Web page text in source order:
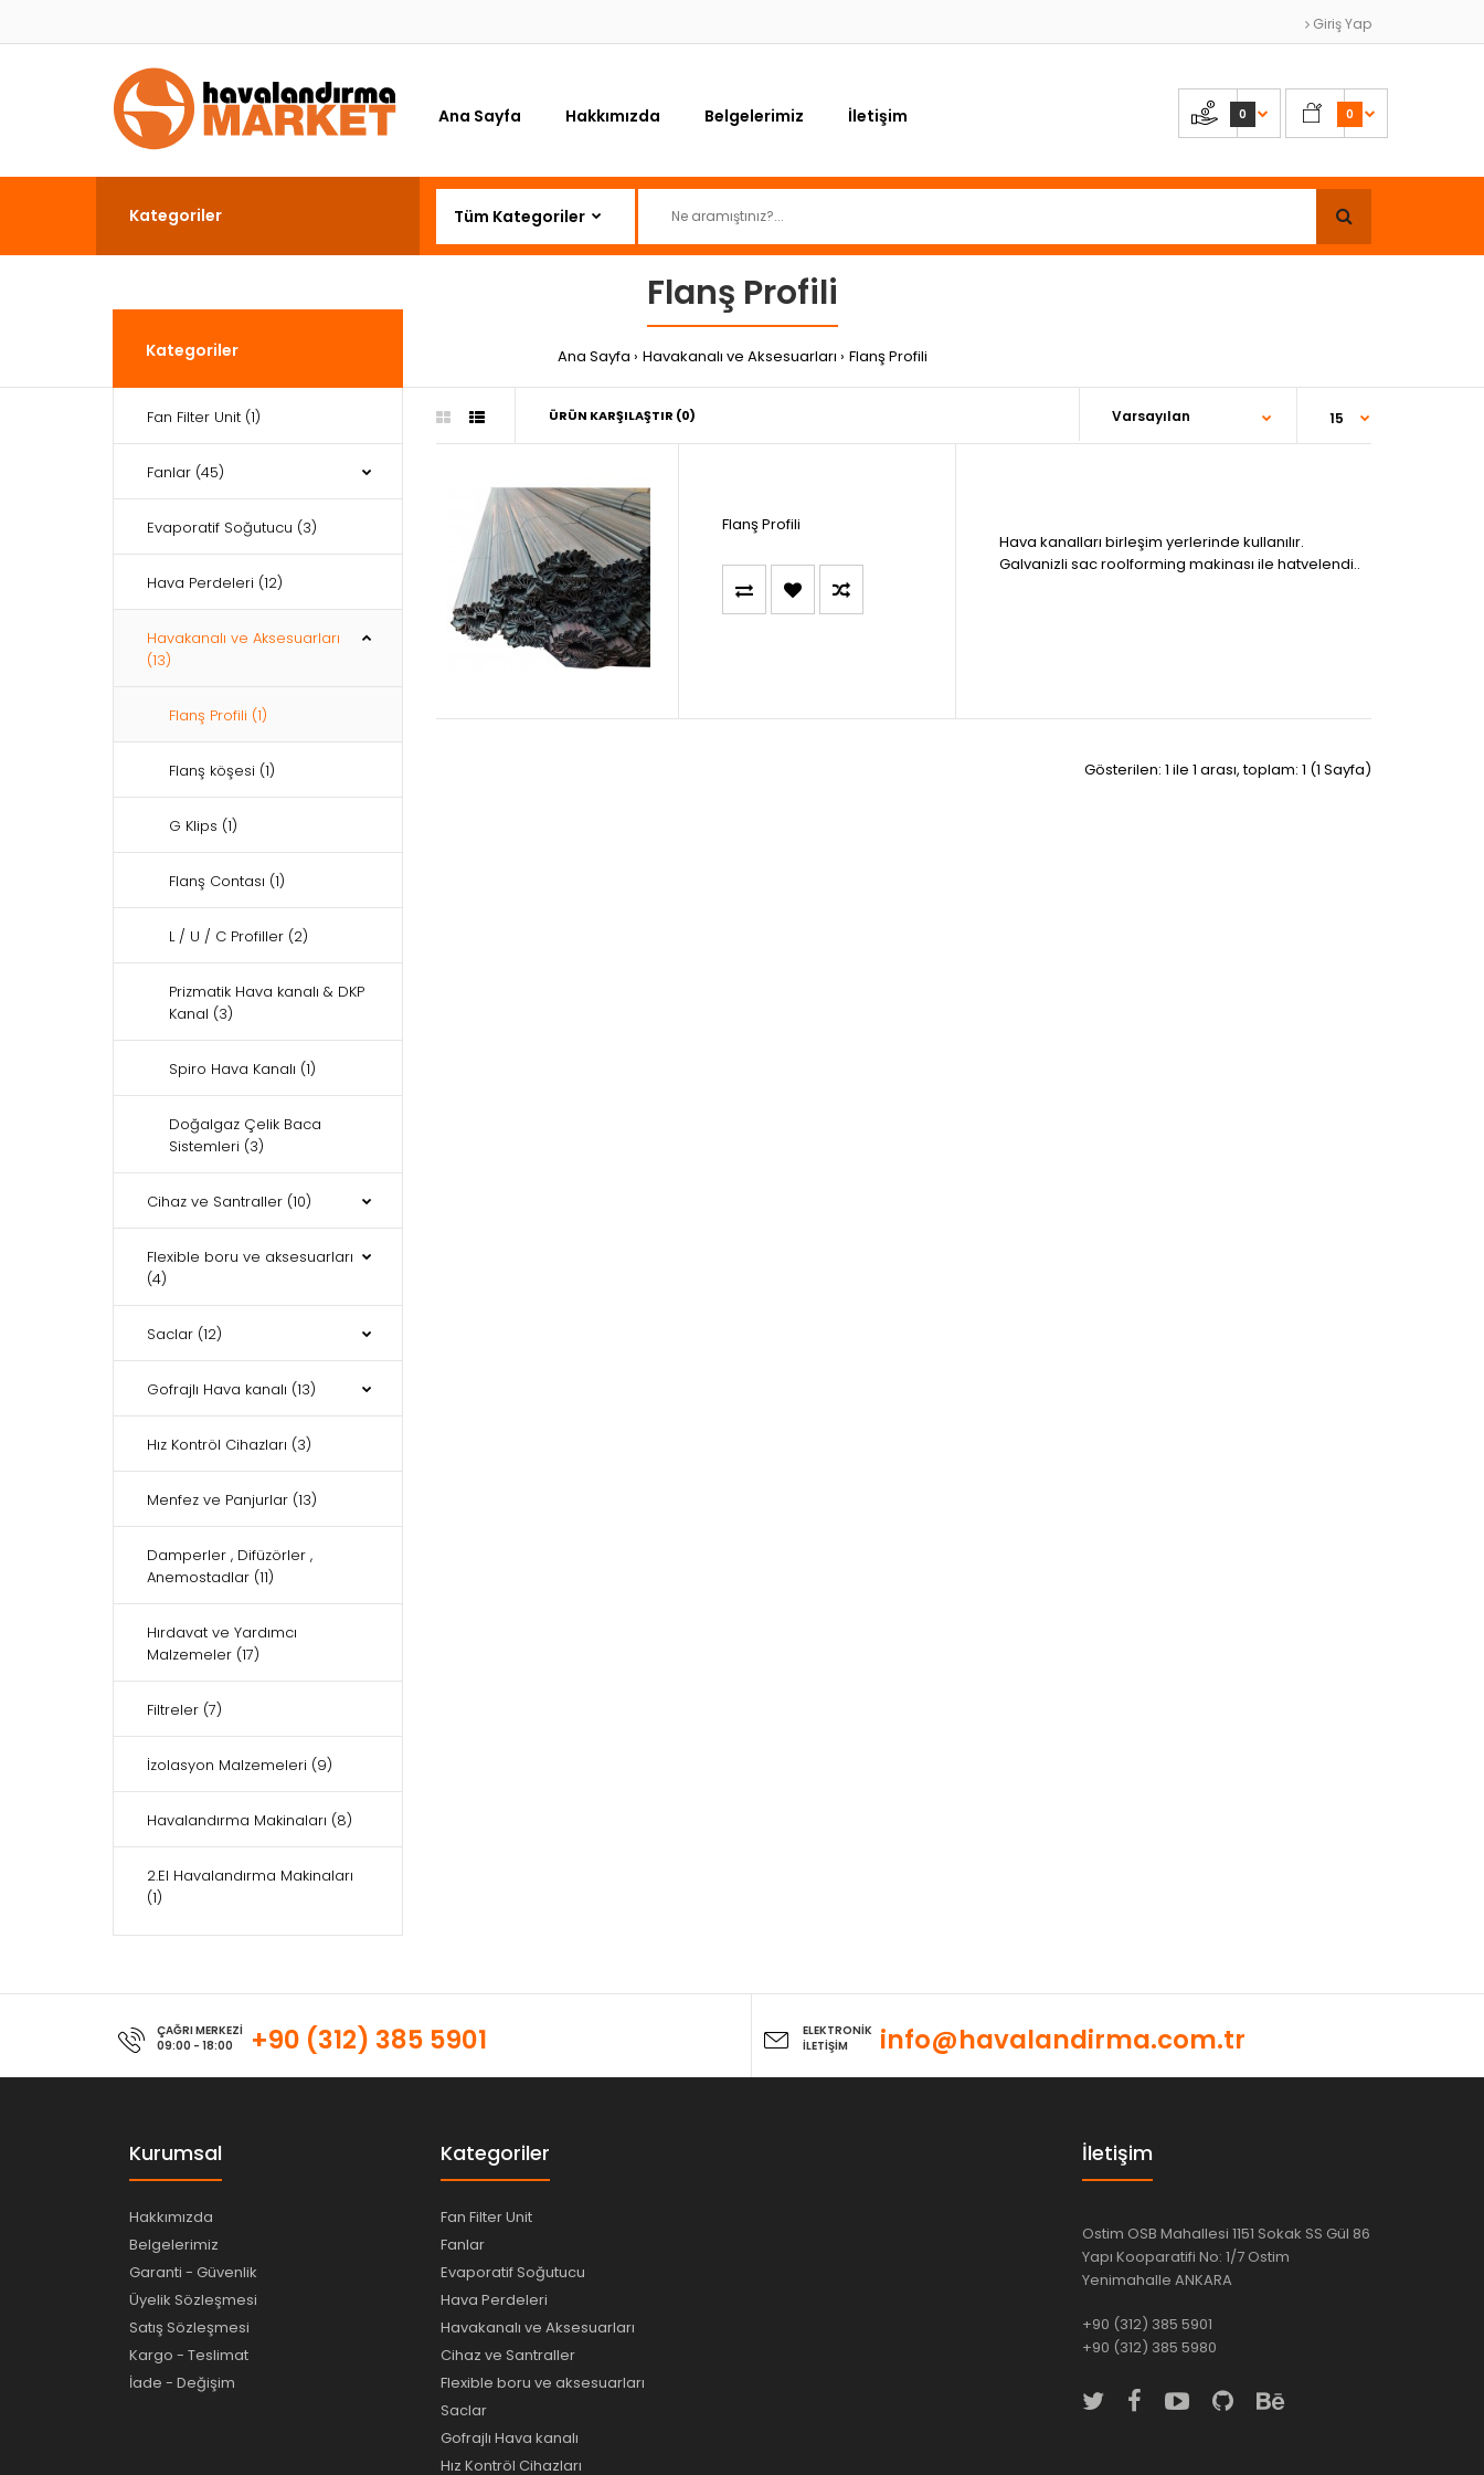
Giriş Yap
Ana Sayfa Hakkımızda Belgelerimiz İletişim 0 0
Kategoriler
Flanş Profili
Ana Sayfa Havakanalı ve Aksesuarları Flanş Profili
Kategoriler
Fan Filter Unit (1)
Fanlar (45)
Evaporatif Soğutucu (3)
Hava Perdeleri (12)
Havakanalı ve Aksesuarları
(13)
Flanş Profili (1)
Flanş köşesi (1)
G Klips (1)
Flanş Contası (1)
L / U / C Profiller (2)
Prizmatik Hava kanalı & DKP
Kanal (3)
Spiro Hava Kanalı (1)
Doğalgaz Çelik Baca
Sistemleri (3)
Cihaz ve Santraller (10)
Flexible boru ve aksesuarları
(4)
Saclar (12)
Gofrajlı Hava kanalı (13)
Hız Kontröl Cihazları (3)
Menfez ve Panjurlar (13)
Damperler , Difüzörler ,
Anemostadlar (11)
Hırdavat ve Yardımcı
Malzemeler (17)
Filtreler (7)
İzolasyon Malzemeleri (9)
Havalandırma Makinaları (8)
2.El Havalandırma Makinaları
(1)
ÜRÜN KARŞILAŞTIR (0)
Flanş Profili
Hava kanalları birleşim yerlerinde kullanılır.
Galvanizli sac roolforming makinası ile hatvelendi..
Gösterilen: 1 ile 1 arası, toplam: 1 (1 Sayfa)
ÇAĞRI MERKEZİ
09:00 - 18:00
+90 (312) 385 5901
ELEKTRONİK
İLETİŞİM
info@havalandirma.com.tr
Kurumsal
Hakkımızda
Belgelerimiz
Garanti - Güvenlik
Üyelik Sözleşmesi
Satış Sözleşmesi
Kargo - Teslimat
İade - Değişim
Kategoriler
Fan Filter Unit
Fanlar
Evaporatif Soğutucu
Hava Perdeleri
Havakanalı ve Aksesuarları
Cihaz ve Santraller
Flexible boru ve aksesuarları
Saclar
Gofrajlı Hava kanalı
Hız Kontröl Cihazları
İletişim
Ostim OSB Mahallesi 1151 Sokak SS Gül 86
Yapı Kooparatifi No: 1/7 Ostim
Yenimahalle ANKARA
+90 (312) 385 5901
+90 (312) 385 5980